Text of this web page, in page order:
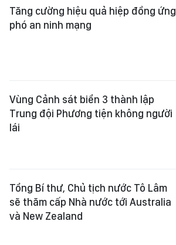
Tăng cường hiệu quả hiệp đồng ứng
phó an ninh mạng
Vùng Cảnh sát biển 3 thành lập
Trung đội Phương tiện không người
lái
Tổng Bí thư, Chủ tịch nước Tô Lâm
sẽ thăm cấp Nhà nước tới Australia
và New Zealand